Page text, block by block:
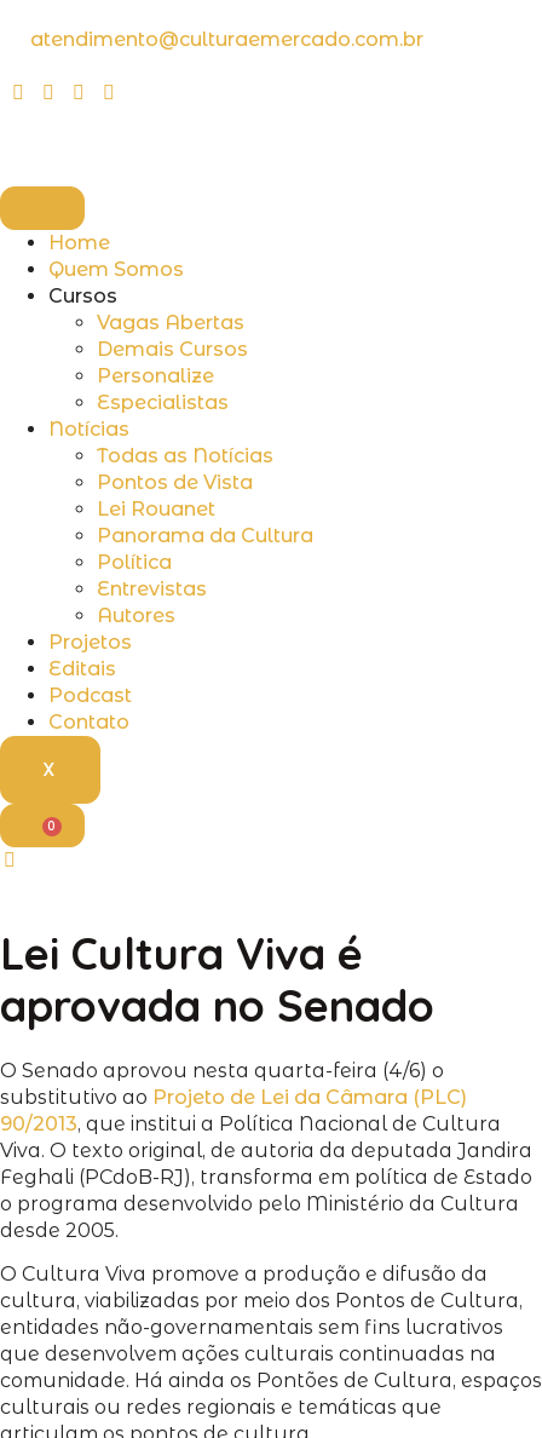
atendimento@culturaemercado.com.br
Home
Quem Somos
Cursos
Vagas Abertas
Demais Cursos
Personalize
Especialistas
Notícias
Todas as Notícias
Pontos de Vista
Lei Rouanet
Panorama da Cultura
Política
Entrevistas
Autores
Projetos
Editais
Podcast
Contato
X
0
Lei Cultura Viva é
aprovada no Senado
O Senado aprovou nesta quarta-feira (4/6) o
substitutivo ao Projeto de Lei da Câmara (PLC)
90/2013, que institui a Política Nacional de Cultura
Viva. O texto original, de autoria da deputada Jandira
Feghali (PCdoB-RJ), transforma em política de Estado
o programa desenvolvido pelo Ministério da Cultura
desde 2005.
O Cultura Viva promove a produção e difusão da
cultura, viabilizadas por meio dos Pontos de Cultura,
entidades não-governamentais sem fins lucrativos
que desenvolvem ações culturais continuadas na
comunidade. Há ainda os Pontões de Cultura, espaços
culturais ou redes regionais e temáticas que